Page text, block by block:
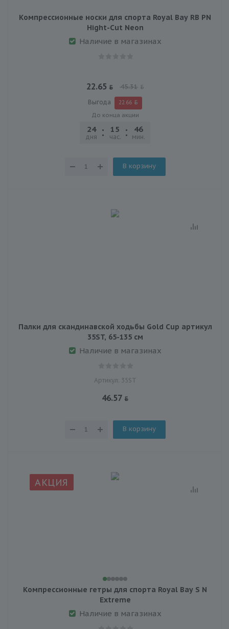
Компрессионные носки для спорта Royal Bay RB PN
Hight-Сut Neon
Наличие в магазинах
22.65 45.31
Выгода 22.66
До конца акции
24
дня
15
час.
46
мин.
В корзину
Палки для скандинавской ходьбы Gold Cup артикул
35ST, 65-135 см
Наличие в магазинах
Артикул: 35ST
46.57
В корзину
АКЦИЯ
Компрессионные гетры для спорта Royal Bay S N
Extreme
Наличие в магазинах